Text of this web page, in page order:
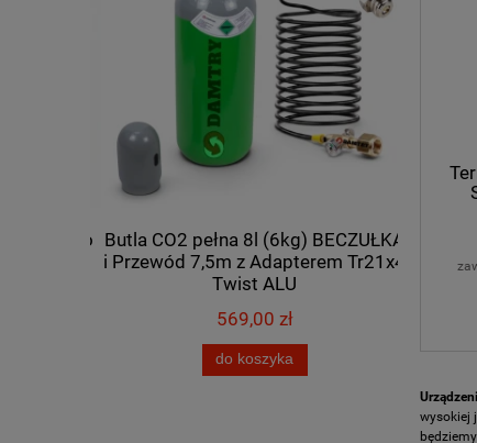
Butla CO2 pełna 8l (6kg) BECZUŁKA
i Przewód 7,5m z Adapterem Tr21x4
Twist ALU
569,00 zł
do koszyka
wysokiej